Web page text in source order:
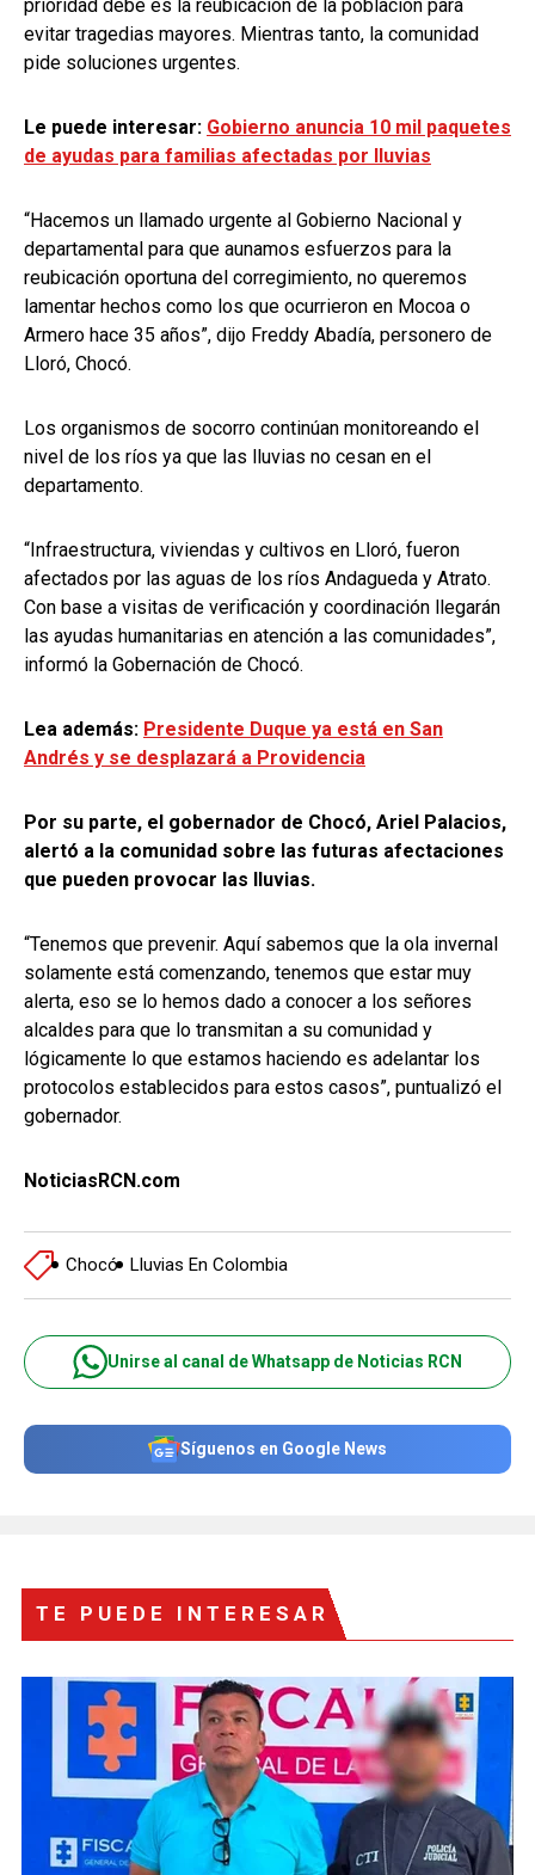
prioridad debe es la reubicación de la población para
evitar tragedias mayores. Mientras tanto, la comunidad
pide soluciones urgentes.
Le puede interesar: Gobierno anuncia 10 mil paquetes
de ayudas para familias afectadas por lluvias
“Hacemos un llamado urgente al Gobierno Nacional y
departamental para que aunamos esfuerzos para la
reubicación oportuna del corregimiento, no queremos
lamentar hechos como los que ocurrieron en Mocoa o
Armero hace 35 años”, dijo Freddy Abadía, personero de
Lloró, Chocó.
Los organismos de socorro continúan monitoreando el
nivel de los ríos ya que las lluvias no cesan en el
departamento.
“Infraestructura, viviendas y cultivos en Lloró, fueron
afectados por las aguas de los ríos Andagueda y Atrato.
Con base a visitas de verificación y coordinación llegarán
las ayudas humanitarias en atención a las comunidades”,
informó la Gobernación de Chocó.
Lea además: Presidente Duque ya está en San
Andrés y se desplazará a Providencia
Por su parte, el gobernador de Chocó, Ariel Palacios,
alertó a la comunidad sobre las futuras afectaciones
que pueden provocar las lluvias.
“Tenemos que prevenir. Aquí sabemos que la ola invernal
solamente está comenzando, tenemos que estar muy
alerta, eso se lo hemos dado a conocer a los señores
alcaldes para que lo transmitan a su comunidad y
lógicamente lo que estamos haciendo es adelantar los
protocolos establecidos para estos casos”, puntualizó el
gobernador.
NoticiasRCN.com
Chocó Lluvias En Colombia
Unirse al canal de Whatsapp de Noticias RCN
Síguenos en Google News
TE PUEDE INTERESAR